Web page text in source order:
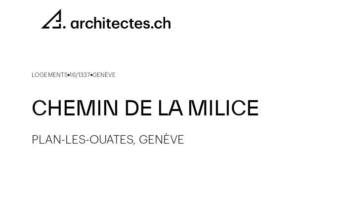
LOGEMENTS 16/1337 GENÈVE
CHEMIN DE LA MILICE
PLAN-LES-OUATES, GENÈVE